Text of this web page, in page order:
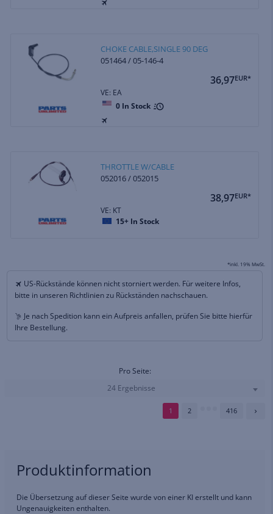
CHOKE CABLE,SINGLE 90 DEG
051464 / 05-146-4
36,97EUR*
VE: EA
0 In Stock
THROTTLE W/CABLE
052016 / 052015
38,97EUR*
VE: KT
15+ In Stock
*inkl. 19% MwSt.
US-Rückstände können nicht storniert werden. Für weitere Infos,
bitte in unseren Richtlinien zu Rückständen nachschauen.
Je nach Spedition kann ein Aufpreis anfallen, prüfen Sie bitte hierfür
Ihre Bestellung.
Pro Seite:
24 Ergebnisse
1 2 416
Produktinformation
Die Übersetzung auf dieser Seite wurde von einer KI erstellt und kann
Ungenauigkeiten enthalten.